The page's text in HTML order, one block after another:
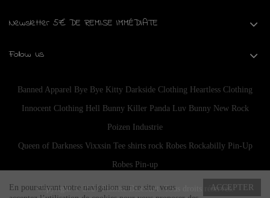
Newsletter 5€ DE REMISE IMMÉDIATE
Follow us
Banned Apparel Bye Bye Kitty Darkside Clothing Heartless Clothing
Innocent Clothing Hell Bunny Killer Panda Luv Bunny New Rock
Poizen Industrie
Queen of Darkness Vixxsin Tee shirts rock Robes Rockabilly Pin-Up
Robes Pin-up
Copyright © 2024Planete Discount . Tous droits réservés.ACCEPTER
En poursuivant votre navigation sur ce site, vous